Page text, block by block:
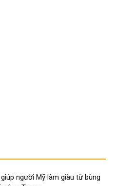
người Mỹ làm giàu từ bùng